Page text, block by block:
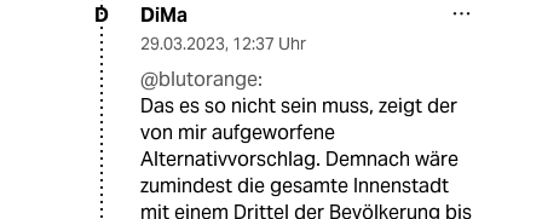
D DiMa
29.03.2023, 12:37 Uhr
@blutorange:
Das es so nicht sein muss, zeigt der
von mir aufgeworfene
Alternativvorschlag. Demnach wäre
zumindest die gesamte Innenstadt
mit einem Drittel der Bevölkerung bis